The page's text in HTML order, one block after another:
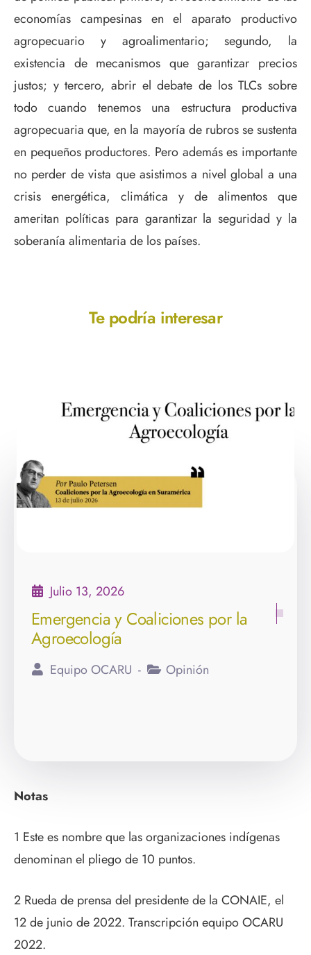
economías campesinas en el aparato productivo
agropecuario y agroalimentario; segundo, la
existencia de mecanismos que garantizar precios
justos; y tercero, abrir el debate de los TLCs sobre
todo cuando tenemos una estructura productiva
agropecuaria que, en la mayoría de rubros se sustenta
en pequeños productores. Pero además es importante
no perder de vista que asistimos a nivel global a una
crisis energética, climática y de alimentos que
ameritan políticas para garantizar la seguridad y la
soberanía alimentaria de los países.
Te podría interesar
Julio 13, 2026
Emergencia y Coaliciones por la
Agroecología
Equipo OCARU Opinión
Notas
1 Este es nombre que las organizaciones indígenas
denominan el pliego de 10 puntos.
2 Rueda de prensa del presidente de la CONAIE, el
12 de junio de 2022. Transcripción equipo OCARU
2022.